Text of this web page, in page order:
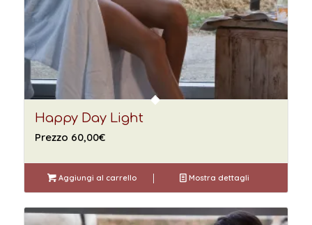
Happy Day Light
Prezzo 60,00€
Aggiungi al carrello Mostra dettagli